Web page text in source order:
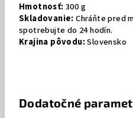
Hmotnosť:300 g
Skladovanie:Chráňte pred
spotrebujte do 24 hodín.
Krajina pôvodu:Slovensko
Dodatočné